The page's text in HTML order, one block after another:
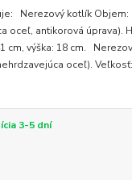
Nerezový kotlík Objem:
oceľ, antikorová úprava).
cm, výška: 18 cm.
oceľ).
3-5 dní